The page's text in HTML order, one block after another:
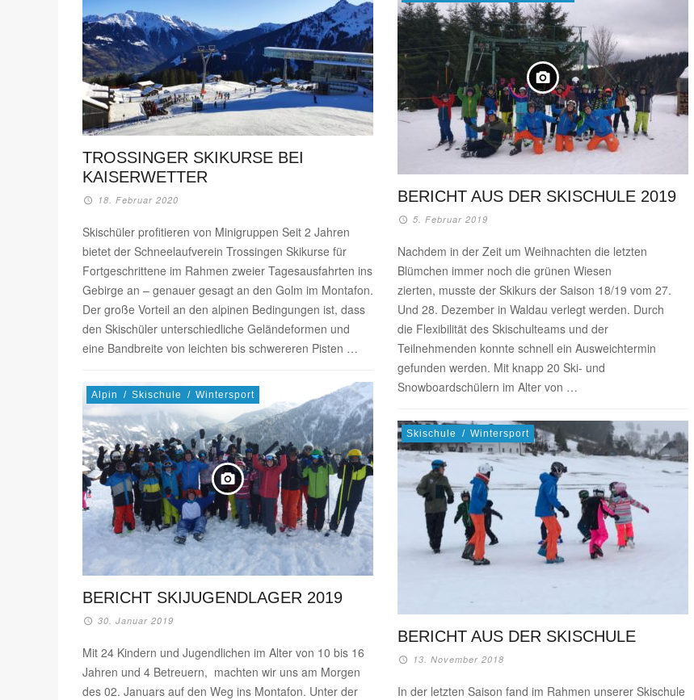
TROSSINGER SKIKURSE BEI
KAISERWETTER
18. Februar 2020
Skischüler profitieren von Minigruppen Seit 2 Jahren
bietet der Schneelaufverein Trossingen Skikurse für
Fortgeschrittene im Rahmen zweier Tagesausfahrten ins
Gebirge an – genauer gesagt an den Golm im Montafon.
Der große Vorteil an den alpinen Bedingungen ist, dass
den Skischüler unterschiedliche Geländeformen und
eine Bandbreite von leichten bis schwereren Pisten …
BERICHT AUS DER SKISCHULE 2019
5. Februar 2019
Nachdem in der Zeit um Weihnachten die letzten
Blümchen immer noch die grünen Wiesen
zierten, musste der Skikurs der Saison 18/19 vom 27.
Und 28. Dezember in Waldau verlegt werden. Durch
die Flexibilität des Skischulteams und der
Teilnehmenden konnte schnell ein Ausweichtermin
gefunden werden. Mit knapp 20 Ski- und
Snowboardschülern im Alter von …
Alpin / Skischule / Wintersport
BERICHT SKIJUGENDLAGER 2019
30. Januar 2019
Mit 24 Kindern und Jugendlichen im Alter von 10 bis 16
Jahren und 4 Betreuern, machten wir uns am Morgen
des 02. Januars auf den Weg ins Montafon. Unter der
Skischule / Wintersport
BERICHT AUS DER SKISCHULE
13. November 2018
In der letzten Saison fand im Rahmen unserer Skischule